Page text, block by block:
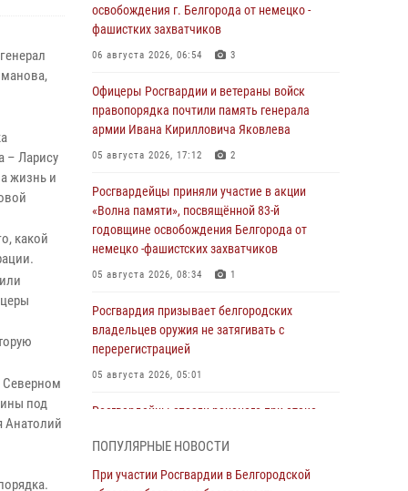
– Ларису
жизнь и
какой
Северном
под
Анатолий
освобождения г. Белгорода от немецко -
фашистких захватчиков
06 августа 2026, 06:54 3
Офицеры Росгвардии и ветераны войск
правопорядка почтили память генерала
армии Ивана Кирилловича Яковлева
05 августа 2026, 17:12 2
Росгвардейцы приняли участие в акции
«Волна памяти», посвящённой 83‑й
годовщине освобождения Белгорода от
немецко ‑фашистских захватчиков
05 августа 2026, 08:34 1
Росгвардия призывает белгородских
владельцев оружия не затягивать с
перерегистрацией
05 августа 2026, 05:01
Росгвардейцы спасли раненого при атаке
приграничья
04 августа 2026, 10:43 1
ПОПУЛЯРНЫЕ НОВОСТИ
При участии Росгвардии в Белгородской